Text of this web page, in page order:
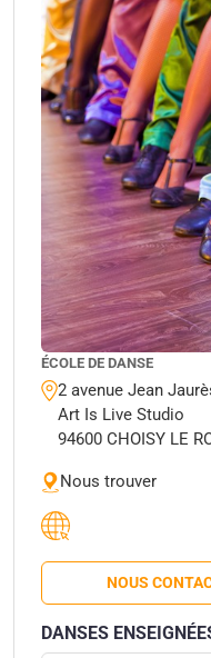
ÉCOLE DE DANSE
2 avenue Jean
Art Is Live Studio
94600 CHOISY LE
Nous trouver
NOUS
DANSES